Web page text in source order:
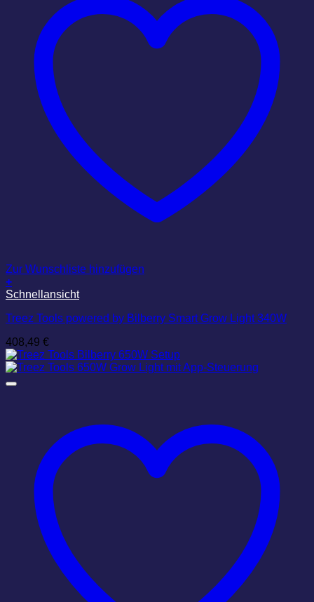
Zur Wunschliste hinzufügen
+
Schnellansicht
Treez Tools powered by Bilberry Smart Grow Light 340W
408,49 €